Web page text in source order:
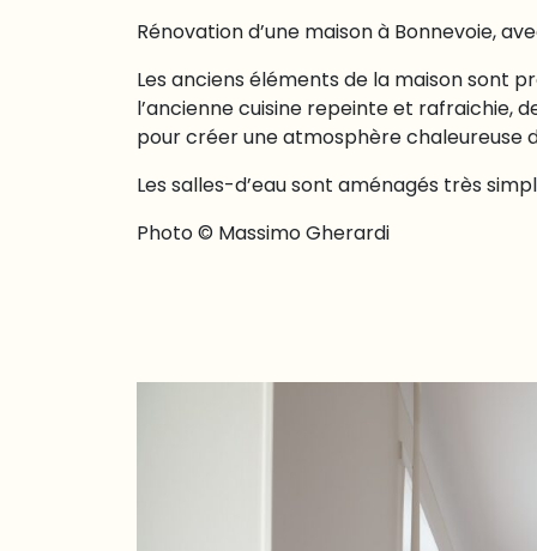
Rénovation d’une maison à Bonnevoie,
Les anciens éléments de la maison sont
l’ancienne cuisine repeinte et rafraichie,
pour créer une atmosphère chaleureuse
Les salles-d’eau sont aménagés très
Photo © Massimo Gherardi